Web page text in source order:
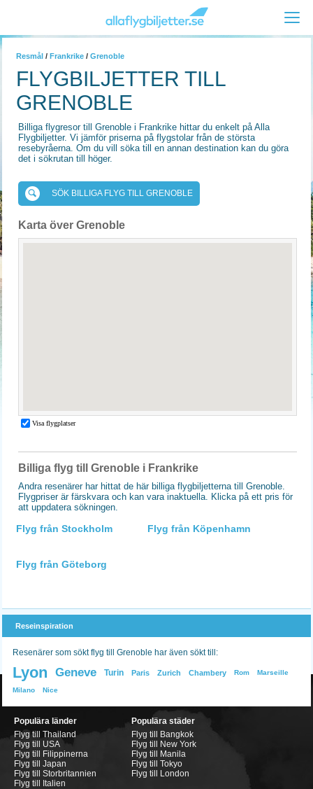
Resmål / Frankrike / Grenoble
FLYGBILJETTER TILL
GRENOBLE
Billiga flygresor till Grenoble i Frankrike hittar du enkelt på Alla
Flygbiljetter. Vi jämför priserna på flygstolar från de största
resebyråerna. Om du vill söka till en annan destination kan du göra
det i sökrutan till höger.
SÖK BILLIGA FLYG TILL GRENOBLE
Karta över Grenoble
Billiga flyg till Grenoble i Frankrike
Andra resenärer har hittat de här billiga flygbiljetterna till Grenoble.
Flygpriser är färskvara och kan vara inaktuella. Klicka på ett pris för
att uppdatera sökningen.
Flyg från Stockholm Flyg från Köpenhamn
Flyg från Göteborg
Reseinspiration
Resenärer som sökt flyg till Grenoble har även sökt till:
Lyon Geneve Turin Paris Zurich Chambery Rom Marseille
Milano Nice
Populära länder
Flyg till Thailand
Flyg till USA
Flyg till Filippinerna
Flyg till Japan
Flyg till Storbritannien
Flyg till Italien
Populära städer
Flyg till Bangkok
Flyg till New York
Flyg till Manila
Flyg till Tokyo
Flyg till London